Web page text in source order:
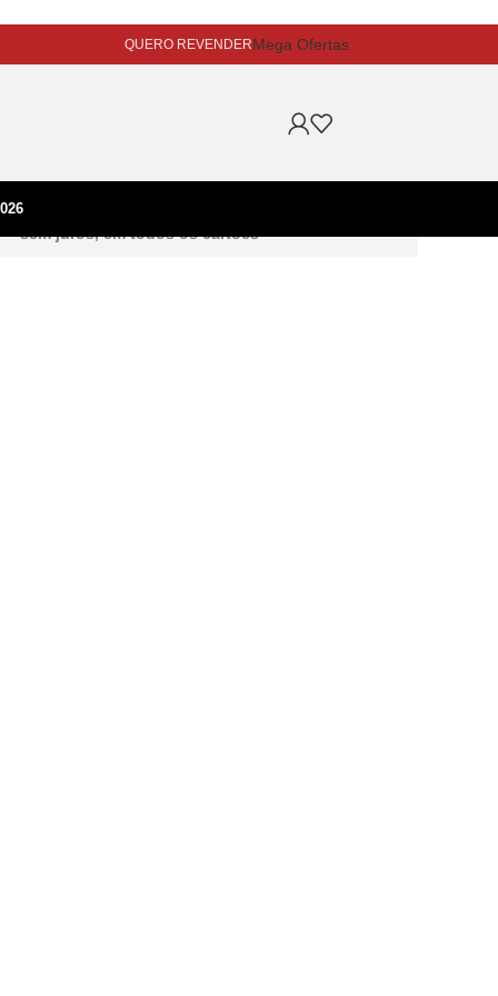
QUERO REVENDERMega Ofertas
TUDO EM ATÉ 5X
sem juros, em todos os cartões